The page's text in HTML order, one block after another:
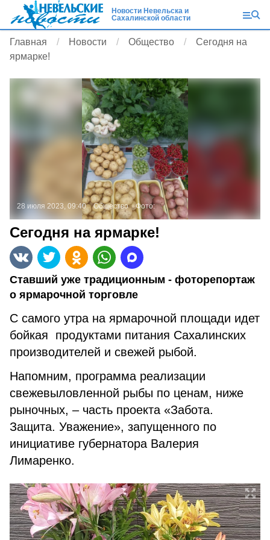
Новости Невельска и
Сахалинской области
Главная Новости Общество
Сегодня на
ярмарке!
28 июля 2023, 09:40 Общество Фото:
Сегодня на ярмарке!
Ставший уже традиционным - фоторепортаж
о ярмарочной торговле
С самого утра на ярмарочной площади идет
бойкая продуктами питания Сахалинских
производителей и свежей рыбой.
Напомним, программа реализации
свежевыловленной рыбы по ценам, ниже
рыночных, – часть проекта «Забота.
Защита. Уважение», запущенного по
инициативе губернатора Валерия
Лимаренко.